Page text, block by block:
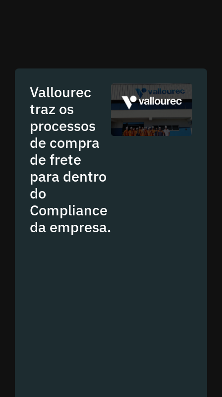
Vallourec
traz os
processos
de compra
de frete
para dentro
do
Compliance
da empresa.